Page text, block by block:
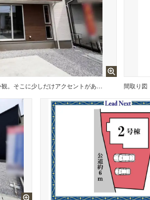
街並みに調和するシンプルな外観。そこに少しだけアクセントがあることで都会的な雰囲気を醸し出しています。 間取り図